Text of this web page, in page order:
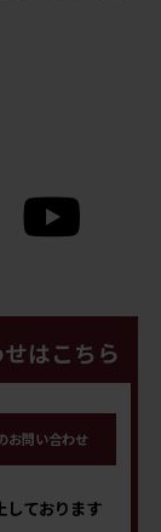
はこちら
お問い合わせ
しております